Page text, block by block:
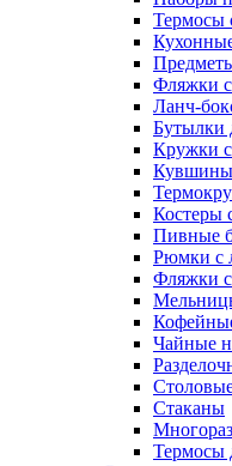
Термосы
Фляжки
Ланч-
Бутылки
Кружки
Костеры
Пивные
Рюмки с
Фляжки
Чайные
Стаканы
Термосы